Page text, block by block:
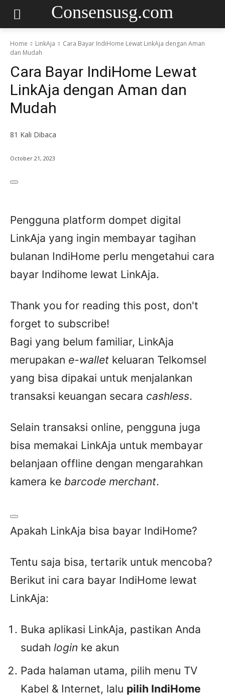
Consensusg.com
Home LinkAja
Cara Bayar IndiHome Lewat LinkAja dengan Aman
dan Mudah
Cara Bayar IndiHome Lewat
LinkAja dengan Aman dan
Mudah
81 Kali Dibaca
October 21, 2023
Pengguna platform dompet digital
LinkAja yang ingin membayar tagihan
bulanan IndiHome perlu mengetahui cara
bayar Indihome lewat LinkAja.
Thank you for reading this post, don't
forget to subscribe!
Bagi yang belum familiar, LinkAja
merupakan e-wallet keluaran Telkomsel
yang bisa dipakai untuk menjalankan
transaksi keuangan secara cashless.
Selain transaksi online, pengguna juga
bisa memakai LinkAja untuk membayar
belanjaan offline dengan mengarahkan
kamera ke barcode merchant.
Apakah LinkAja bisa bayar IndiHome?
Tentu saja bisa, tertarik untuk mencoba?
Berikut ini cara bayar IndiHome lewat
LinkAja:
Buka aplikasi LinkAja, pastikan Anda
sudah login ke akun
Pada halaman utama, pilih menu TV
Kabel & Internet, lalu pilih IndiHome